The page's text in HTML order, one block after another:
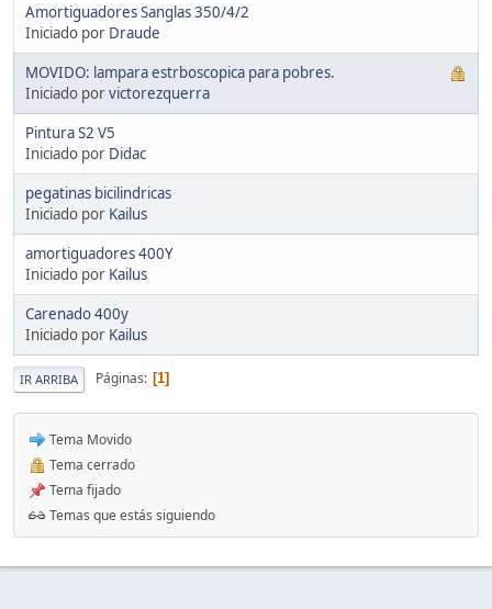
Amortiguadores Sanglas 350/4/2
Iniciado por Draude
MOVIDO: lampara estrboscopica para pobres.
Iniciado porvictorezquerra
Pintura S2 V5
Iniciado por Didac
pegatinas bicilindricas
Iniciado por Kailus
amortiguadores 400Y
Iniciado por Kailus
Carenado 400y
Iniciado por Kailus
IR ARRIBA Páginas 1
Tema Movido
Tema cerrado
Tema fijado
Temas que estás siguiendo